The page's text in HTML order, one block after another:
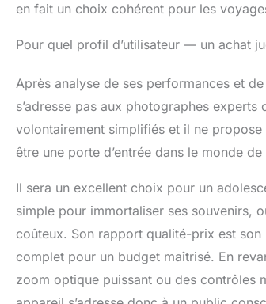
en fait un choix cohérent pour les
Pour quel profil d’utilisateur — un achat
Après analyse de ses performances et
s’adresse pas aux photographes
volontairement simplifiés et il ne
être une porte d’entrée dans le monde
Il sera un excellent choix pour un
simple pour immortaliser ses souvenirs,
coûteux. Son rapport qualité-prix est
complet pour un budget maîtrisé. En
zoom optique puissant ou des contrôles